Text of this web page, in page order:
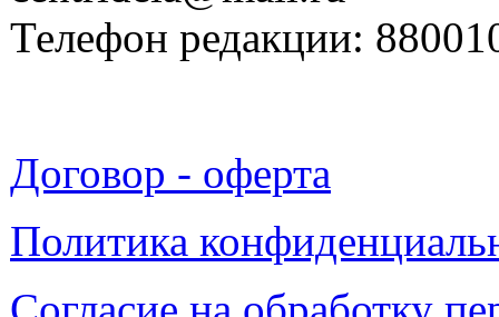
Телефон редакции:
Договор - оферта
Политика